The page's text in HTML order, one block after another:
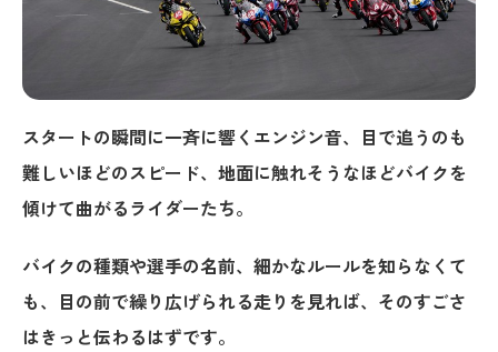
スタートの瞬間に一斉に響くエンジン音、目で追うのも
難しいほどのスピード、地面に触れそうなほどバイクを
傾けて曲がるライダーたち。
バイクの種類や選手の名前、細かなルールを知らなくて
も、目の前で繰り広げられる走りを見れば、そのすごさ
はきっと伝わるはずです。